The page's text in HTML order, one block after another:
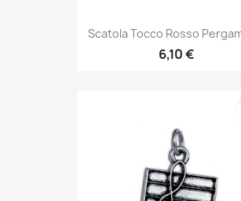
Scatola Tocco Rosso
6,10 €